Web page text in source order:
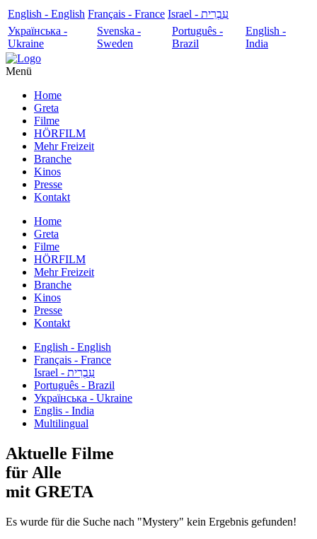
English - English Français - France
עִבְרִית - Israel
Українська -
Ukraine
Svenska -
Sweden
Português -
Brazil
English -
India
Menü
Home
Greta
Filme
HÖRFILM
Mehr Freizeit
Branche
Kinos
Presse
Kontakt
Home
Greta
Filme
HÖRFILM
Mehr Freizeit
Branche
Kinos
Presse
Kontakt
English - English
Français - France
עִבְרִית - Israel
Português - Brazil
Українська - Ukraine
Englis - India
Multilingual
Aktuelle Filme
für Alle
mit GRETA
Es wurde für die Suche nach "Mystery" kein Ergebnis gefunden!